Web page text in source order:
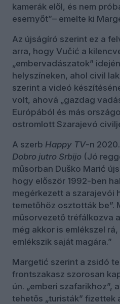
kamerák elől, és nem
esernyőt”– emelte ki
Az újságíró szerint ez a
arra, hogy Vučić a
„embervadászatok”
helyszíneken, ahol civil
szerint a videó
volt, ahová „gazdag
Európából és más
ostromlott Szarajevó
A szerb Happy TV-n
Dobro jutro Srbijo (Jó
műsorban Duško Marić
hogy először 1992-ben
megérkezett a szarajevói
temetőhöz osztották be”.
műsorvezető tréfálkozva
még akkor is emlékszel
emlékszik saját magára.”
Margetić szerint a zsidó
frontszakasz szorosan
ún. „emberi szafarikhoz”,
tehetős „turisták” fizettek